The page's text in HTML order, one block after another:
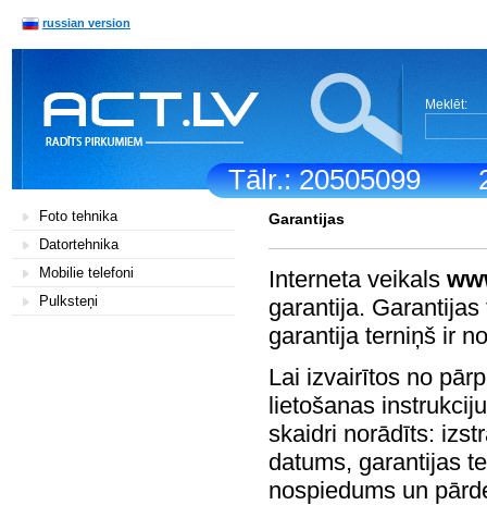
Tālr.: 20505099
russian version
Meklēt:
Foto tehnika
Datortehnika
Mobilie telefoni
Pulksteņi
Garantijas
Interneta veikals
garantija.
garantija terniņš ir
Lai izvairītos no
lietošanas
skaidri norādīts:
datums, garantijas
nospiedums un